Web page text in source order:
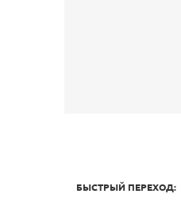
БЫСТРЫЙ ПЕРЕХОД: